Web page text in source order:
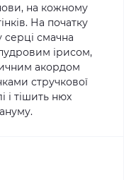
на кожному
На початку
серці смачна
ірисом,
акордом
стручкової
і тішить нюх